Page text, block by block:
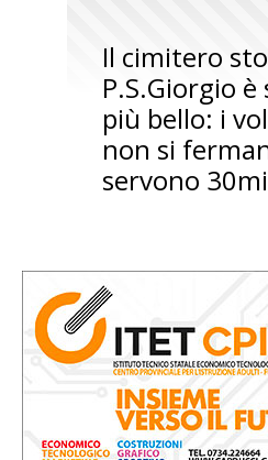
Il cimitero
P.S.Giorgio è
più bello: i
non si
servono